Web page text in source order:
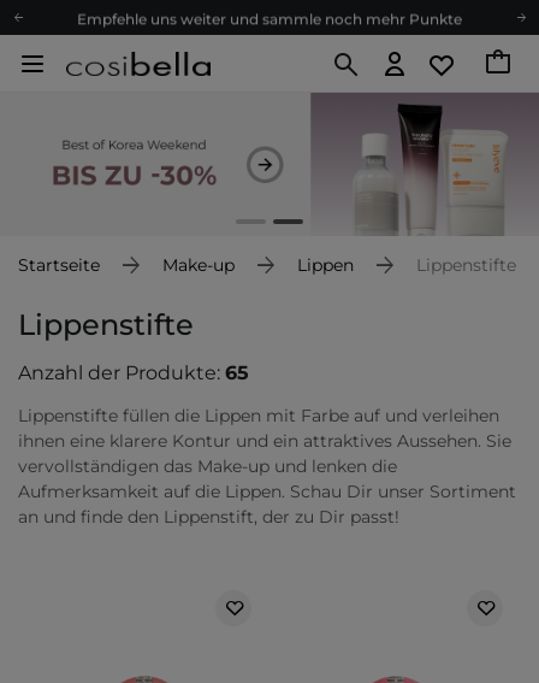
Empfehle uns weiter und sammle noch mehr Punkte
Kostenloser Versand ab 60 €
Versand nach Deutschland und Österreich
Treueprogramm
Empfehle uns weiter und sammle noch mehr Punkte
Kostenloser Versand ab 60 €
Startseite Make-up Lippen Lippenstifte
Lippenstifte
Anzahl der Produkte: 65
Lippenstifte füllen die Lippen mit Farbe auf und verleihen
ihnen eine klarere Kontur und ein attraktives Aussehen. Sie
vervollständigen das Make-up und lenken die
Aufmerksamkeit auf die Lippen. Schau Dir unser Sortiment
an und finde den Lippenstift, der zu Dir passt!